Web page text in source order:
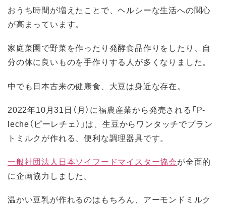
おうち時間が増えたことで、ヘルシーな生活への関心
が高まっています。
家庭菜園で野菜を作ったり発酵食品作りをしたり、自
分の体に良いものを手作りする人が多くなりました。
中でも日本古来の健康食、大豆は身近な存在。
2022年10月31日（月）に福農産業から発売される「P-
leche（ピーレチェ）」は、生豆からワンタッチでプラン
トミルクが作れる、便利な調理器具です。
一般社団法人日本ソイフードマイスター協会が全面的
に企画協力しました。
温かい豆乳が作れるのはもちろん、アーモンドミルク